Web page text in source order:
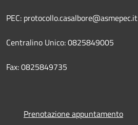
PEC: protocollo.casalbore@asmepec.it
Centralino Unico: 0825849005
Fax: 0825849735
Prenotazione appuntamento